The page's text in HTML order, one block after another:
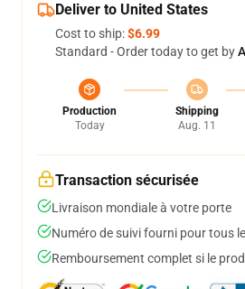
Deliver to United States
Cost to ship:$6.99
Standard - Order today to get by
Production
Today
Shipping
Aug. 11
Transaction sécurisée
Livraison mondiale à votre porte
Numéro de suivi fourni pour tous
Remboursement complet si le